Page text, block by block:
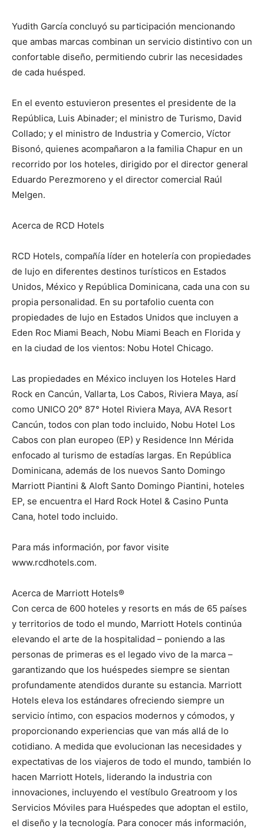
Yudith García concluyó su participación mencionando
que ambas marcas combinan un servicio distintivo con un
confortable diseño, permitiendo cubrir las necesidades
de cada huésped.
En el evento estuvieron presentes el presidente de la
República, Luis Abinader; el ministro de Turismo, David
Collado; y el ministro de Industria y Comercio, Víctor
Bisonó, quienes acompañaron a la familia Chapur en un
recorrido por los hoteles, dirigido por el director general
Eduardo Perezmoreno y el director comercial Raúl
Melgen.
Acerca de RCD Hotels
RCD Hotels, compañía líder en hotelería con propiedades
de lujo en diferentes destinos turísticos en Estados
Unidos, México y República Dominicana, cada una con su
propia personalidad. En su portafolio cuenta con
propiedades de lujo en Estados Unidos que incluyen a
Eden Roc Miami Beach, Nobu Miami Beach en Florida y
en la ciudad de los vientos: Nobu Hotel Chicago.
Las propiedades en México incluyen los Hoteles Hard
Rock en Cancún, Vallarta, Los Cabos, Riviera Maya, así
como UNICO 20° 87° Hotel Riviera Maya, AVA Resort
Cancún, todos con plan todo incluido, Nobu Hotel Los
Cabos con plan europeo (EP) y Residence Inn Mérida
enfocado al turismo de estadías largas. En República
Dominicana, además de los nuevos Santo Domingo
Marriott Piantini & Aloft Santo Domingo Piantini, hoteles
EP, se encuentra el Hard Rock Hotel & Casino Punta
Cana, hotel todo incluido.
Para más información, por favor visite
www.rcdhotels.com.
Acerca de Marriott Hotels®
Con cerca de 600 hoteles y resorts en más de 65 países
y territorios de todo el mundo, Marriott Hotels continúa
elevando el arte de la hospitalidad – poniendo a las
personas de primeras es el legado vivo de la marca –
garantizando que los huéspedes siempre se sientan
profundamente atendidos durante su estancia. Marriott
Hotels eleva los estándares ofreciendo siempre un
servicio íntimo, con espacios modernos y cómodos, y
proporcionando experiencias que van más allá de lo
cotidiano. A medida que evolucionan las necesidades y
expectativas de los viajeros de todo el mundo, también lo
hacen Marriott Hotels, liderando la industria con
innovaciones, incluyendo el vestíbulo Greatroom y los
Servicios Móviles para Huéspedes que adoptan el estilo,
el diseño y la tecnología. Para conocer más información,